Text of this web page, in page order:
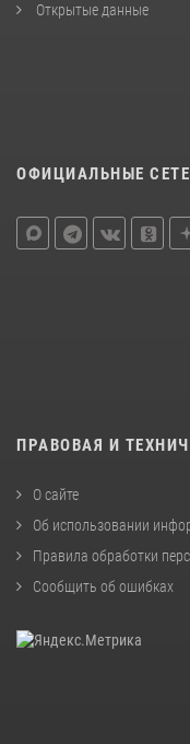
Открытые данные
ОФИЦИАЛЬНЫЕ
ПРАВОВАЯ И
О сайте
Об использовании
Правила обработки
Сообщить об ошибках